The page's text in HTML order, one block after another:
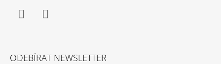
ODEBÍRAT NEWSLETTER